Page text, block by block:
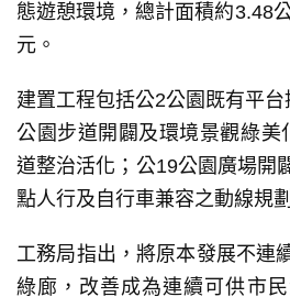
態遊憩環境，總計面積約3.48
元。
建置工程包括公2公園既有平
公園步道開闢及環境景觀綠美
道整治活化；公19公園廣場開
點人行及自行車兼容之動線規
工務局指出，將原本發展不連
綠廊，改善成為連續可供市